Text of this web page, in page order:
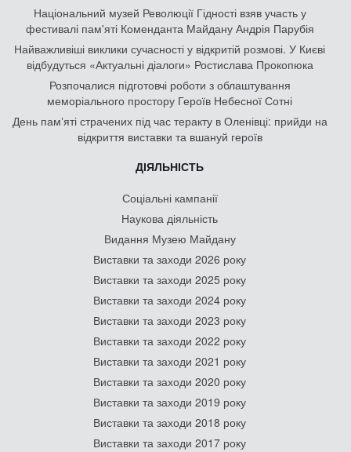
Національний музей Революції Гідності взяв участь у
фестивалі пам'яті Коменданта Майдану Андрія Парубія
Найважливіші виклики сучасності у відкритій розмові. У Києві
відбудуться «Актуальні діалоги» Ростислава Прокопюка
Розпочалися підготовчі роботи з облаштування
меморіального простору Героїв Небесної Сотні
День памʼяті страчених під час теракту в Оленівці: прийди на
відкриття виставки та вшануй героїв
ДІЯЛЬНІСТЬ
Соціальні кампанії
Наукова діяльність
Видання Музею Майдану
Виставки та заходи 2026 року
Виставки та заходи 2025 року
Виставки та заходи 2024 року
Виставки та заходи 2023 року
Виставки та заходи 2022 року
Виставки та заходи 2021 року
Виставки та заходи 2020 року
Виставки та заходи 2019 року
Виставки та заходи 2018 року
Виставки та заходи 2017 року